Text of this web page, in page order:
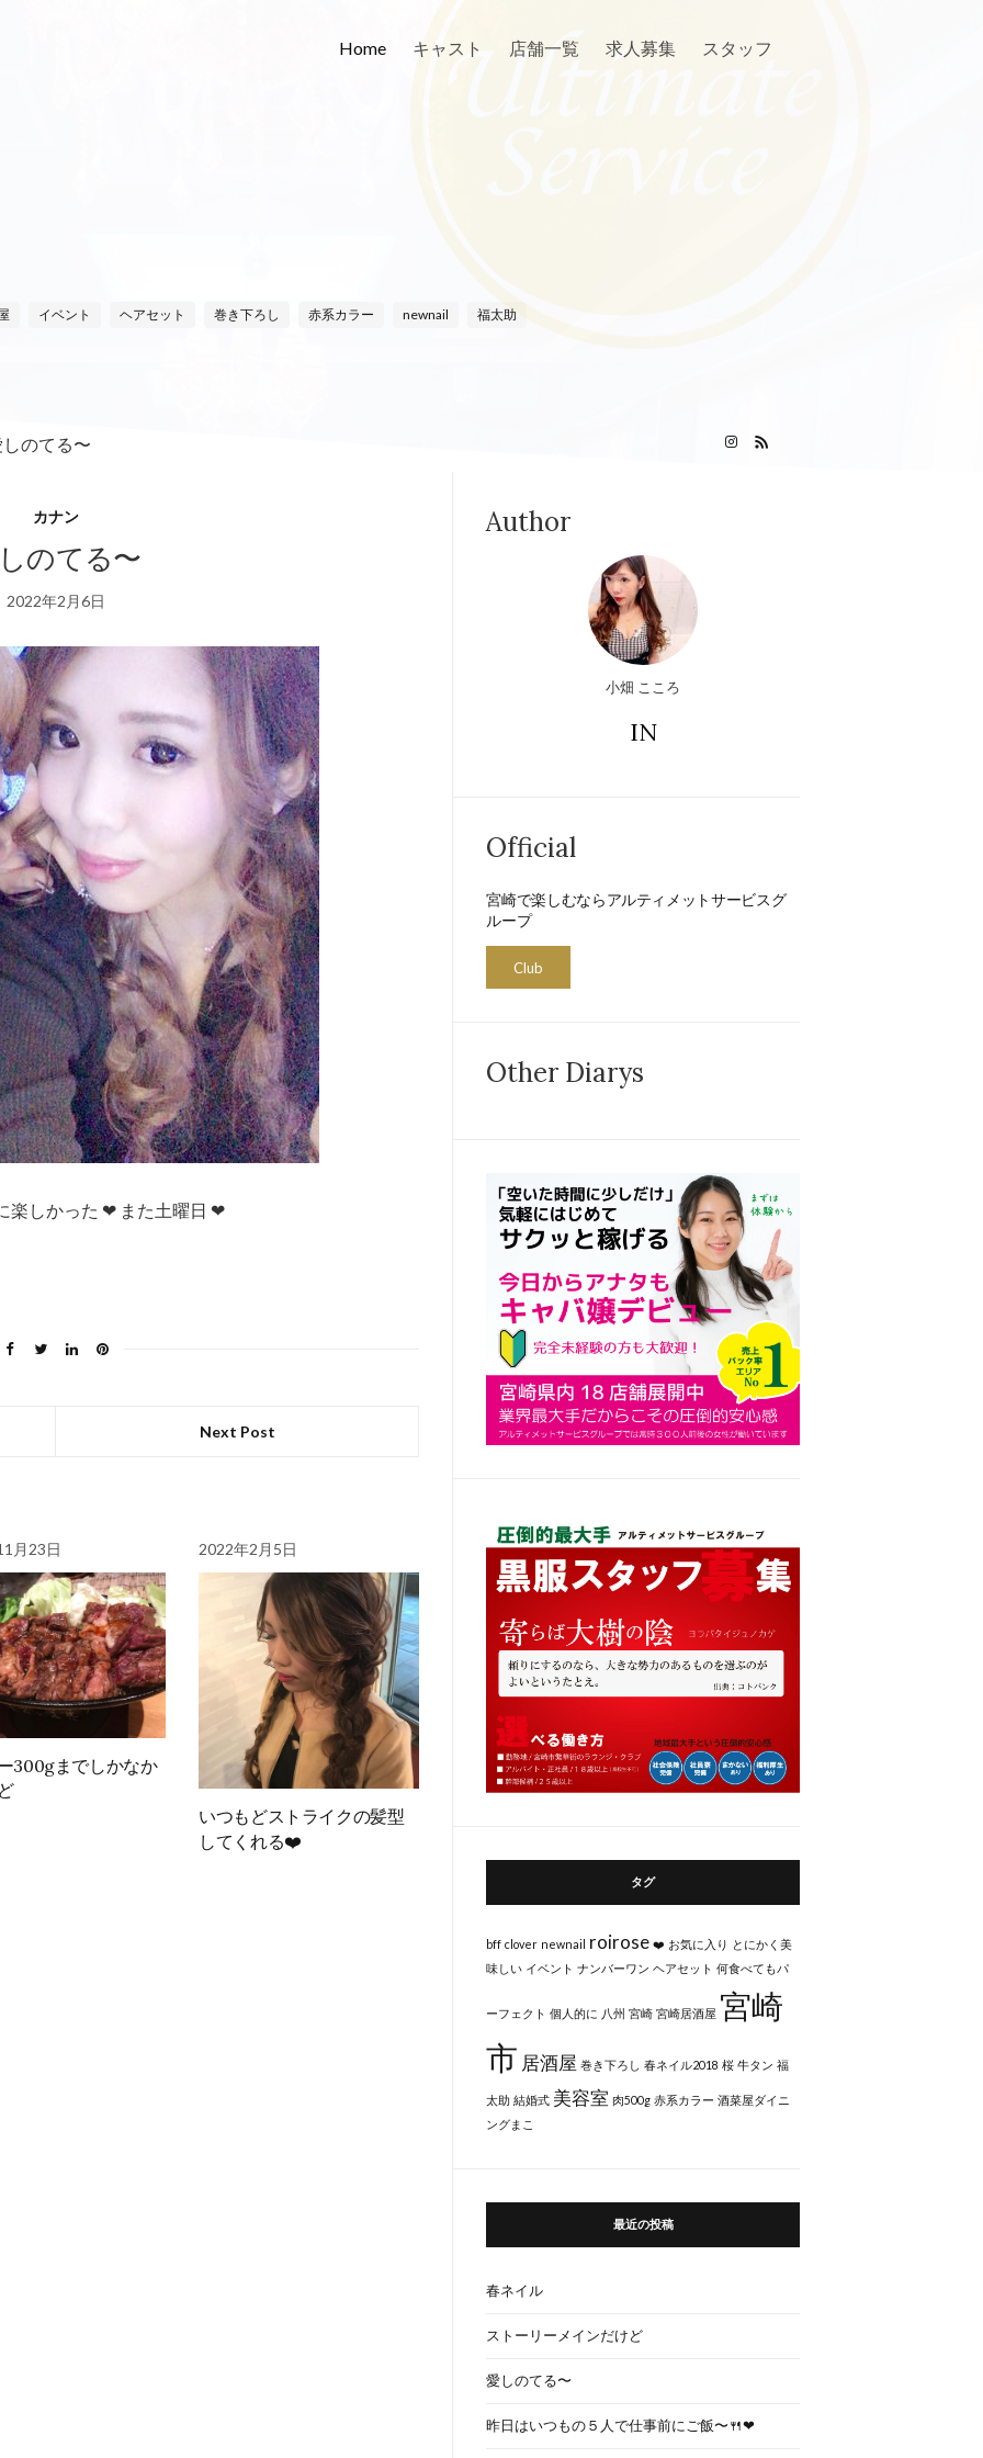
Home キャスト 店舗一覧 求人募集 スタッフ
イベント ヘアセット 巻き下ろし 赤系カラー newnail 福太助
のてる〜
カナン
のてる〜
2022年2月6日
楽しかった ❤︎ また土曜日 ❤︎
Next Post
月23日
300gまでしかなか
2022年2月5日
いつもどストライクの髪型
してくれる❤️
Author
小畑 こころ
IN
Official
宮崎で楽しむならアルティメットサービスグ
ループ
Club
Other Diarys
タグ
bff clover newnail roirose ❤️ お気に入り とにかく美
味しい イベント ナンバーワン ヘアセット 何食べてもパ
ーフェクト 個人的に 八州 宮崎 宮崎居酒屋 宮崎
市 居酒屋 巻き下ろし 春ネイル2018 桜 牛タン 福
太助 結婚式 美容室 肉500g 赤系カラー 酒菜屋ダイニ
ングまこ
最近の投稿
春ネイル
ストーリーメインだけど
愛しのてる〜
昨日はいつもの５人で仕事前にご飯〜🍴❤︎